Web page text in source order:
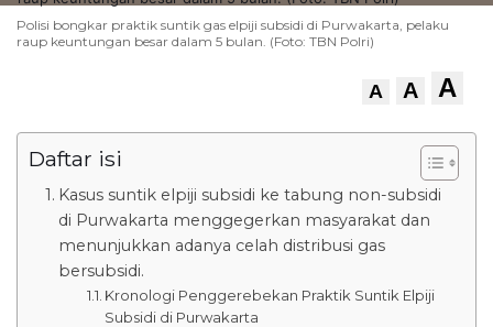
Polisi bongkar praktik suntik gas elpiji subsidi di Purwakarta, pelaku
raup keuntungan besar dalam 5 bulan. (Foto: TBN Polri)
A A A
Daftar isi
Kasus suntik elpiji subsidi ke tabung non-subsidi
di Purwakarta menggegerkan masyarakat dan
menunjukkan adanya celah distribusi gas
bersubsidi.
Kronologi Penggerebekan Praktik Suntik Elpiji
Subsidi di Purwakarta